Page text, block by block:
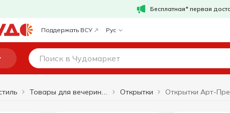
Бесплатная* первая
Поддержать ВСУ Рус
Открытки Открытки Арт-